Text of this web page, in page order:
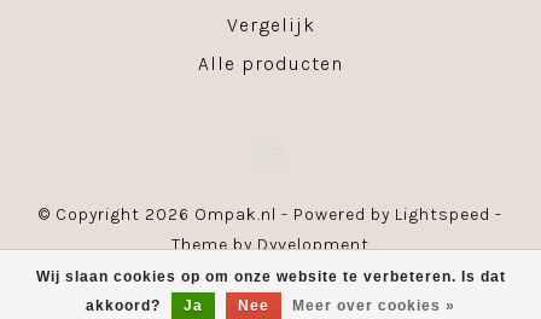
Wij slaan cookies op om onze website te verbeteren. Is dat
akkoord?
Ja Nee Meer over cookies »
Vergelijk
Alle producten
© Copyright 2026 Ompak.nl - Powered by Lightspeed -
Theme byDyvelopment